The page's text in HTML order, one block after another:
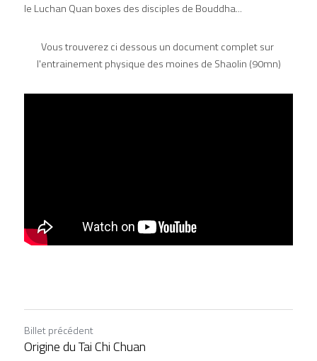
le Luchan Quan boxes des disciples de Bouddha...
Vous trouverez ci dessous un document complet sur
l'entrainement physique des moines de Shaolin (90mn)
Billet précédent
Origine du Tai Chi Chuan